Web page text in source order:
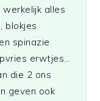
alles
blokjes
spinazie
erwtjes…
die 2 ons
geven ook